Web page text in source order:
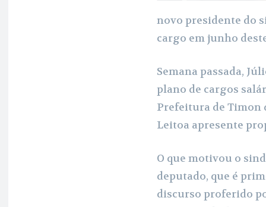
novo presidente do
cargo em junho
Semana passada,
plano de cargos
Prefeitura de Timon
Leitoa apresente
O que motivou o
deputado, que é
discurso proferido